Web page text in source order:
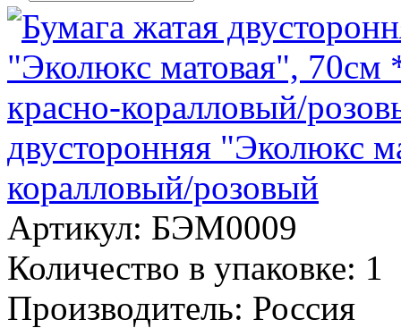
двусторонняя "Эколюкс
коралловый/розовый
Артикул: БЭМ0009
Количество в упаковке: 1
Производитель: Россия